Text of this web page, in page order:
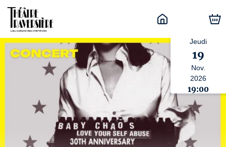
Jeudi
19
Nov.
2026
19:00